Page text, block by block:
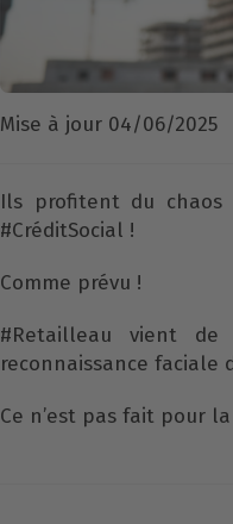
Mise à jour 04/06/2025
Ils profitent du chaos
#CréditSocial !
Comme prévu !
#Retailleau vient
reconnaissance faciale
Ce n’est pas fait pour